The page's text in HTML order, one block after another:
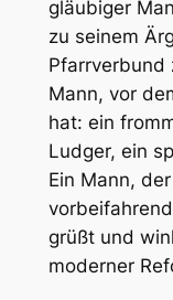
gläubiger
zu seinem
Pfarrverbund
Mann, vor
hat: ein
Ludger, ein
Ein Mann,
grüßt und
moderner